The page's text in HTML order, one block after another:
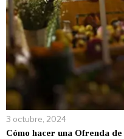
3 octubre, 2024
Cómo hacer una Ofrenda